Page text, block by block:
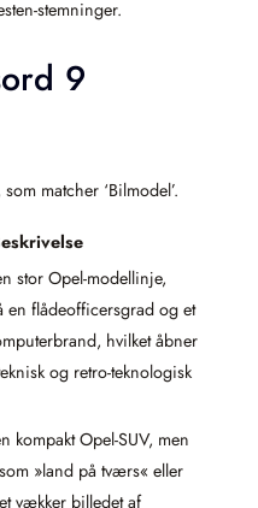
­stemninger.
9
matcher ‘Bilmodel’.
stor Opel-modellinje,
en flådeofficersgrad og et
hvilket åbner
og retro-teknologisk
kompakt Opel-SUV, men
»land på tværs« eller
vækker billedet af